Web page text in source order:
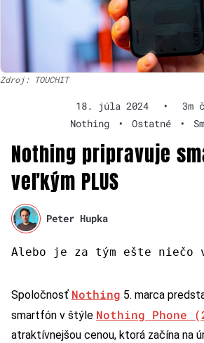
Zdroj: TOUCHIT
18. júla 2024 •
3m
Nothing
• Ostatné •
Nothing pripravuje
veľkým PLUS
Peter Hupka
Alebo je za tým ešte niečo
Spoločnosť Nothing 5. marca
smartfón v štýle Nothing Phone
atraktívnejšou cenou, ktorá začína na